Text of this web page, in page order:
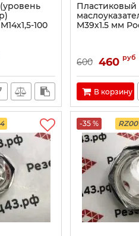
100
Пластиковый
M39х1.5 мм
600 460 руб
В корзину
-35 %